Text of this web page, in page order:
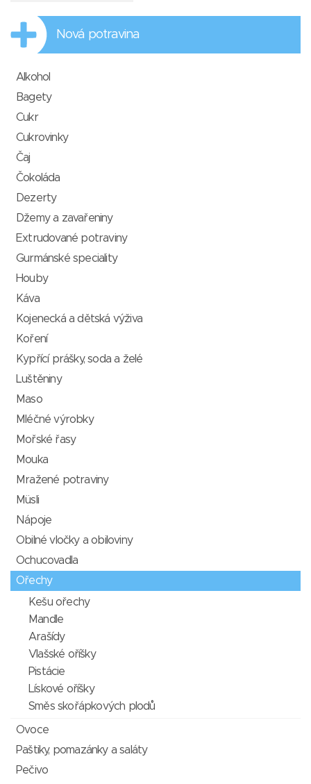
Nová potravina
Alkohol
Bagety
Cukr
Cukrovinky
Čaj
Čokoláda
Dezerty
Džemy a zavařeniny
Extrudované potraviny
Gurmánské speciality
Houby
Káva
Kojenecká a dětská výživa
Koření
Kypřící prášky, soda a želé
Luštěniny
Maso
Mléčné výrobky
Mořské řasy
Mouka
Mražené potraviny
Müsli
Nápoje
Obilné vločky a obiloviny
Ochucovadla
Ořechy
Kešu ořechy
Mandle
Arašídy
Vlašské oříšky
Pistácie
Lískové oříšky
Směs skořápkových plodů
Ovoce
Paštiky, pomazánky a saláty
Pečivo